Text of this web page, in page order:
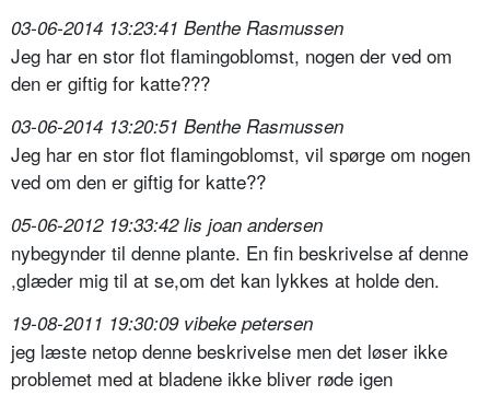
03-06-2014 13:23:41 Benthe Rasmussen
Jeg har en stor flot flamingoblomst, nogen der ved om
den er giftig for katte???
03-06-2014 13:20:51 Benthe Rasmussen
Jeg har en stor flot flamingoblomst, vil spørge om nogen
ved om den er giftig for katte??
05-06-2012 19:33:42 lis joan andersen
nybegynder til denne plante. En fin beskrivelse af denne
,glæder mig til at se,om det kan lykkes at holde den.
19-08-2011 19:30:09 vibeke petersen
jeg læste netop denne beskrivelse men det løser ikke
problemet med at bladene ikke bliver røde igen